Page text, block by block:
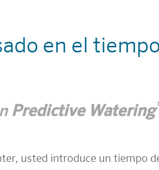
en el
Predictive Watering
usted introduce un tiempo